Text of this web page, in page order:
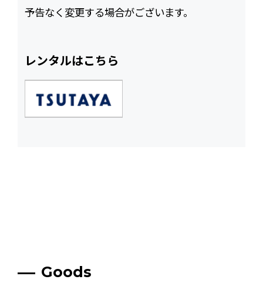
予告なく変更する場合がございます。
レンタルはこちら
Goods